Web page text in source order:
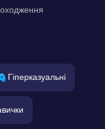
Гіперказуальні